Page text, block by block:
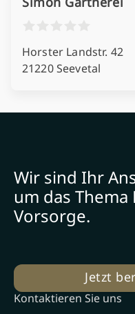
Horster Landstr. 42
21220 Seevetal
Wir sind Ihr
um das
Vorsorge.
Jetzt
Kontaktieren Sie uns